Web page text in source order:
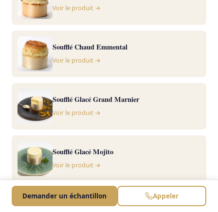
Voir le produit →
Soufflé Chaud Emmental
Voir le produit →
Soufflé Glacé Grand Marnier
Voir le produit →
Soufflé Glacé Mojito
Voir le produit →
Voir toute la gamme
Demander un échantillon Appeler